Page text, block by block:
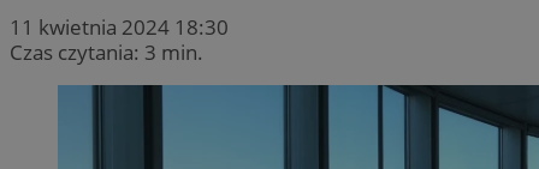
11 kwietnia 2024 18:30
Czas czytania: 3 min.